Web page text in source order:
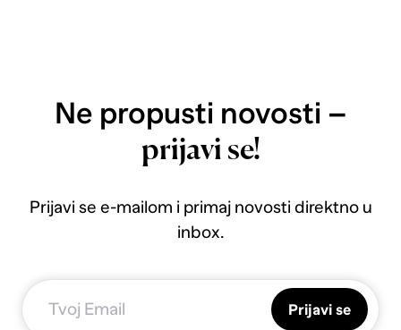
Ne propusti novosti –
prijavi se!
Prijavi se e-mailom i primaj novosti direktno u
inbox.
Prijavi se